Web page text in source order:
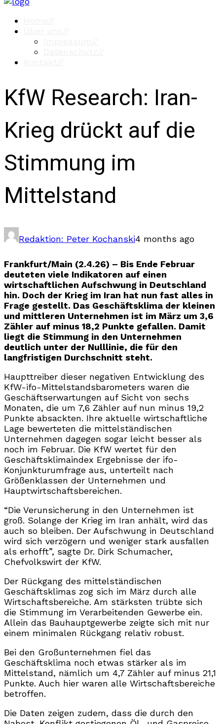
KfW Research: Iran-
Krieg drückt auf die
Stimmung im
Mittelstand
Redaktion: Peter Kochanski4 months ago
Frankfurt/Main (2.4.26) – Bis Ende Februar
deuteten viele Indikatoren auf einen
wirtschaftlichen Aufschwung in Deutschland
hin. Doch der Krieg im Iran hat nun fast alles in
Frage gestellt. Das Geschäftsklima der kleinen
und mittleren Unternehmen ist im März um 3,6
Zähler auf minus 18,2 Punkte gefallen. Damit
liegt die Stimmung in den Unternehmen
deutlich unter der Nulllinie, die für den
langfristigen Durchschnitt steht.
Haupttreiber dieser negativen Entwicklung des
KfW-ifo-Mittelstandsbarometers waren die
Geschäftserwartungen auf Sicht von sechs
Monaten, die um 7,6 Zähler auf nun minus 19,2
Punkte absackten. Ihre aktuelle wirtschaftliche
Lage bewerteten die mittelständischen
Unternehmen dagegen sogar leicht besser als
noch im Februar. Die KfW wertet für den
Geschäftsklimaindex Ergebnisse der ifo-
Konjunkturumfrage aus, unterteilt nach
Größenklassen der Unternehmen und
Hauptwirtschaftsbereichen.
“Die Verunsicherung in den Unternehmen ist
groß. Solange der Krieg im Iran anhält, wird das
auch so bleiben. Der Aufschwung in Deutschland
wird sich verzögern und weniger stark ausfallen
als erhofft”, sagte Dr. Dirk Schumacher,
Chefvolkswirt der KfW.
Der Rückgang des mittelständischen
Geschäftsklimas zog sich im März durch alle
Wirtschaftsbereiche. Am stärksten trübte sich
die Stimmung im Verarbeitenden Gewerbe ein.
Allein das Bauhauptgewerbe zeigte sich mit nur
einem minimalen Rückgang relativ robust.
Bei den Großunternehmen fiel das
Geschäftsklima noch etwas stärker als im
Mittelstand, nämlich um 4,7 Zähler auf minus 21,1
Punkte. Auch hier waren alle Wirtschaftsbereiche
betroffen.
Die Daten zeigen zudem, dass die durch den